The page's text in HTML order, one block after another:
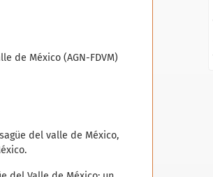
de México (AGN-FDVM)
del valle de México,